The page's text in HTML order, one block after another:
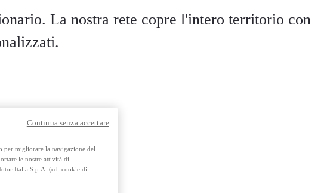
La nostra rete copre l'intero territorio con
per migliorare la navigazione del
le nostre attività di
Italia S.p.A. (cd. cookie di
Continua senza accettare